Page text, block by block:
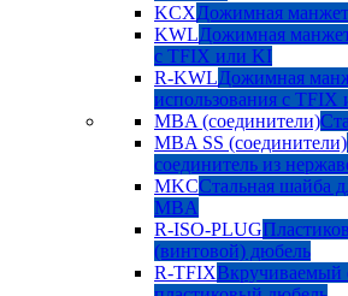
KCXДожимная
KWLДожимная
с TFIX или KI
R-KWLДожимная
использования с TFIX
MBA (соединители)
MBA SS (соединители)
соединитель из
MKCСтальная шайба
MBA
R-ISO-PLUG
(винтовой) дюбель
R-TFIXВкручиваемый